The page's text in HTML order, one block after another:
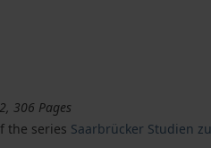
306 Pages
the series Saarbrücker Studien